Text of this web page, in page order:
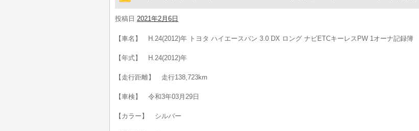
投稿日 2021年2月6日
【車名】 H.24(2012)年 トヨタ ハイエースバン 3.0 DX ロング ナビETCキーレスPW 1オーナ記録簿
【年式】 H.24(2012)年
【走行距離】 走行138,723km
【車検】 令和3年03月29日
【カラー】 シルバー